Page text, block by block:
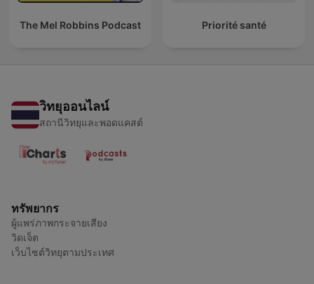
The Mel Robbins Podcast Priorité santé
วิทยุออนไลน์
สถานีวิทยุและพอดแคสต์
ทรัพยากร
ผู้แพร่ภาพกระจายเสียง
วิดเจ็ต
เว็บไซต์วิทยุตามประเทศ